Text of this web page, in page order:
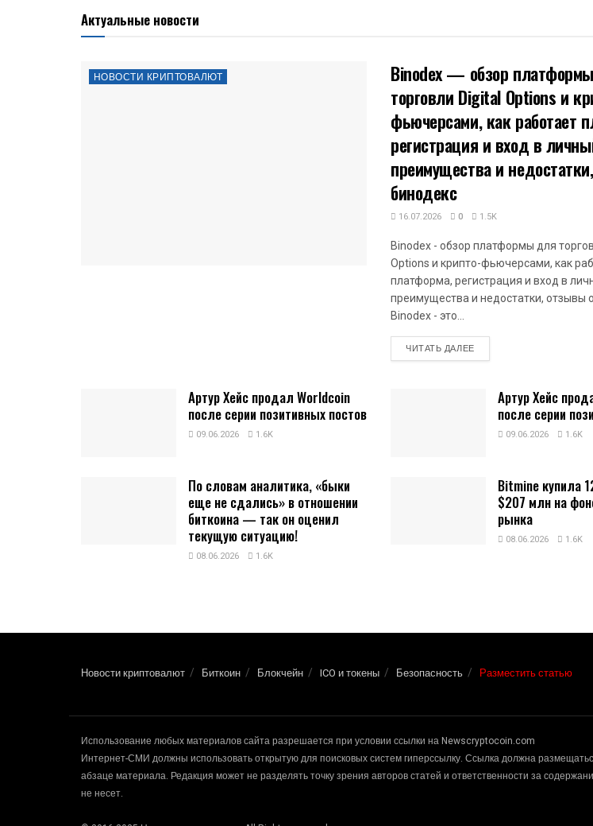
Актуальные новости
НОВОСТИ КРИПТОВАЛЮТ
Binodex — обзор
торговли Digital Options и
фьючерсами, как работает
регистрация и вход в
преимущества и
бинодекс
16.07.2026 0 1.5K
Binodex - обзор платформы для
Options и крипто-фьючерсами, как
платформа, регистрация и вход в
преимущества и недостатки, отзывы
Binodex - это...
ЧИТАТЬ ДАЛЕЕDETAILS
Артур Хейс продал Worldcoin
после серии позитивных постов
09.06.2026 1.6K
Артур Хейс
после серии
09.06.2026 1.6K
По словам аналитика, «быки
еще не сдались» в отношении
биткоина — так он оценил
текущую ситуацию!
08.06.2026 1.6K
Bitmine купила
$207 млн на
рынка
08.06.2026 1.6K
Новости криптовалют Биткоин Блокчейн ICO и токены Безопасность Разместить статью
Использование любых материалов сайта разрешается при условии ссылки на Newscryptocoin.com
Интернет-СМИ должны использовать открытую для поисковых систем гиперссылку. Ссылка должна
абзаце материала. Редакция может не разделять точку зрения авторов статей и ответственности за
не несет.